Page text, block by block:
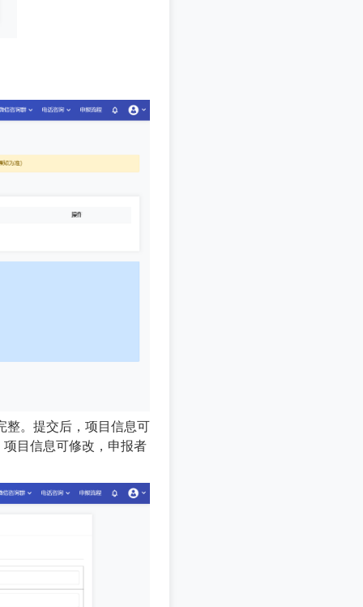
整。提交后，项目信息可
目信息可修改，申报者